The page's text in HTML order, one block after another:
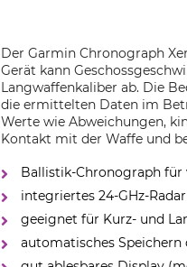
Der Garmin Chronograph
Gerät kann
Langwaffenkaliber ab. Die
die ermittelten Daten im
Werte wie Abweichungen,
Kontakt mit der Waffe und
Ballistik-Chronograph für
integriertes 24-GHz-
geeignet für Kurz- und
automatisches Speichern